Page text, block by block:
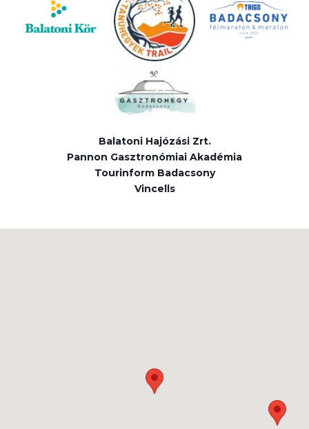
Balatoni Hajózási Zrt.
Pannon Gasztronómiai Akadémia
Tourinform Badacsony
Vincells